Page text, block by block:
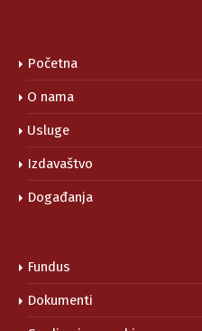
Početna
O nama
Usluge
Izdavaštvo
Događanja
Fundus
Dokumenti